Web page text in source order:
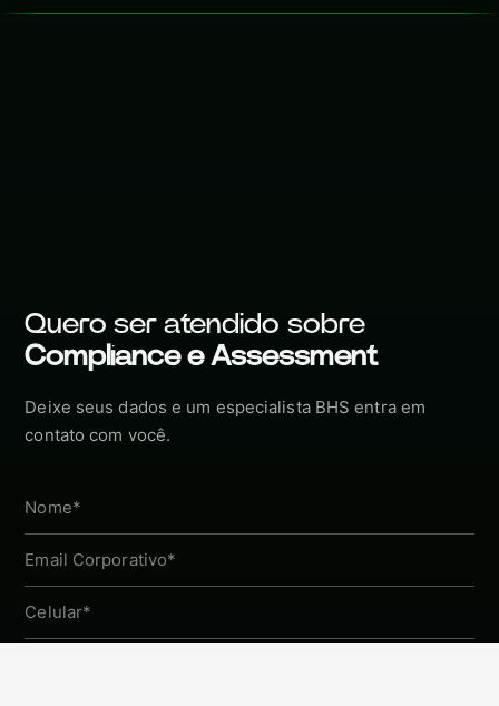
Quero ser atendido sobre
Compliance e Assessment
Deixe seus dados e um especialista BHS entra em
contato com você.